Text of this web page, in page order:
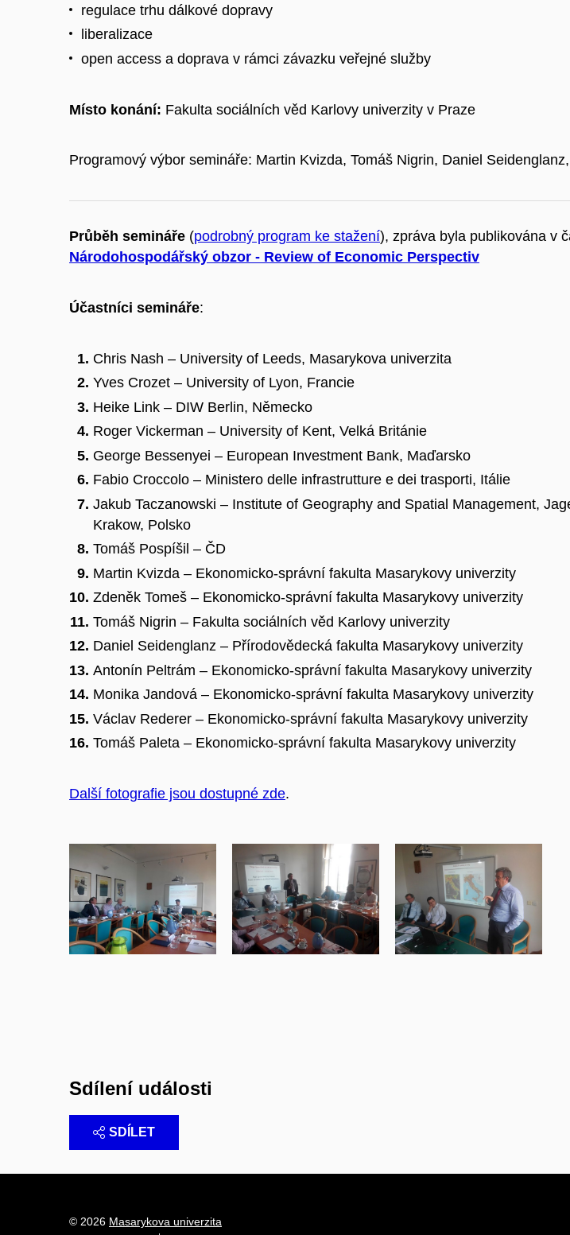
regulace trhu dálkové dopravy
liberalizace
open access a doprava v rámci závazku veřejné služby
Místo konání: Fakulta sociálních věd Karlovy univerzity v Praze
Programový výbor semináře: Martin Kvizda, Tomáš Nigrin, Daniel
Průběh semináře (podrobný program ke stažení), zpráva byla publikována v
Národohospodářský obzor - Review of Economic Perspectiv
Účastníci semináře:
Chris Nash – University of Leeds, Masarykova univerzita
Yves Crozet – University of Lyon, Francie
Heike Link – DIW Berlin, Německo
Roger Vickerman – University of Kent, Velká Británie
George Bessenyei – European Investment Bank, Maďarsko
Fabio Croccolo – Ministero delle infrastrutture e dei trasporti, Itálie
Jakub Taczanowski – Institute of Geography and Spatial Management,
Krakow, Polsko
Tomáš Pospíšil – ČD
Martin Kvizda – Ekonomicko-správní fakulta Masarykovy univerzity
Zdeněk Tomeš – Ekonomicko-správní fakulta Masarykovy univerzity
Tomáš Nigrin – Fakulta sociálních věd Karlovy univerzity
Daniel Seidenglanz – Přírodovědecká fakulta Masarykovy univerzity
Antonín Peltrám – Ekonomicko-správní fakulta Masarykovy univerzity
Monika Jandová – Ekonomicko-správní fakulta Masarykovy univerzity
Václav Rederer – Ekonomicko-správní fakulta Masarykovy univerzity
Tomáš Paleta – Ekonomicko-správní fakulta Masarykovy univerzity
Další fotografie jsou dostupné zde.
Sdílení události
SDÍLET
© 2026 Masarykova univerzita